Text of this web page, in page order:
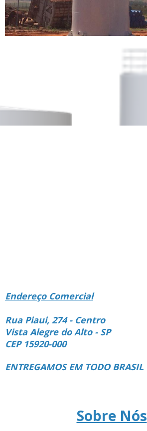
Endereço Comercial
Rua Piaui, 274 - Centro
Vista Alegre do Alto - SP
CEP 15920-000
ENTREGAMOS EM TODO BRASIL
Sobre Nós